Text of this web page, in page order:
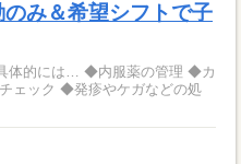
のみ＆希望シフトで子
ェック ◆発疹やケガなどの処